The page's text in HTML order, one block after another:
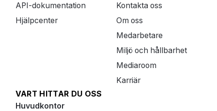
API-dokumentation
Hjälpcenter
Kontakta oss
Om oss
Medarbetare
Miljö och hållbarhet
Mediaroom
Karriär
VART HITTAR DU OSS
Huvudkontor